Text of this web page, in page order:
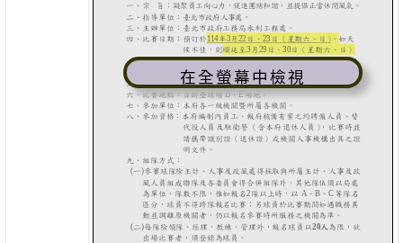
在全螢幕中檢視